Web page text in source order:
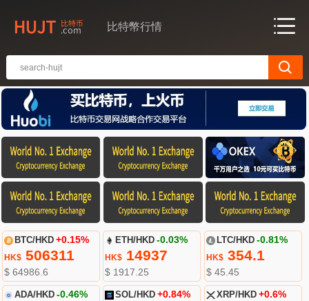
比特幣行情
BTC/HKD +0.15%
HK$506311
$ 64986.6
ETH/HKD -0.03%
HK$ 14937
$ 1917.25
LTC/HKD -0.81%
HK$354.1
$ 45.45
ADA/HKD -0.46% SOL/HKD +0.84% XRP/HKD +0.6%